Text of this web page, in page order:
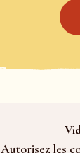
Autorisez les